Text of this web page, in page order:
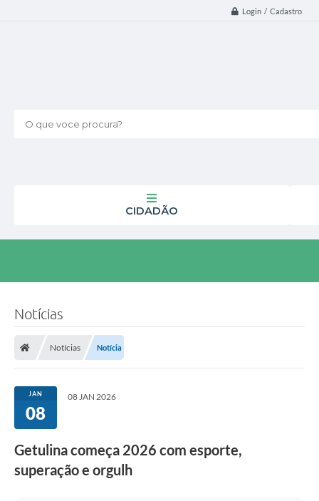
Login / Cadastro
O que voce procura?
CIDADÃO
Notícias
Notícias Notícia
JAN
08
08 JAN 2026
Getulina começa 2026 com esporte,
superação e orgulh